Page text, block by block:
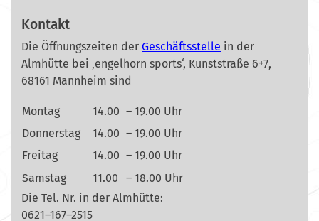
Kontakt
Die Öffnungszeiten der Geschäftsstelle in der
Almhütte bei ‚engelhorn sports‘, Kunststraße 6+7,
68161 Mannheim sind
Montag 14.00 – 19.00 Uhr
Donnerstag
14.00 – 19.00 Uhr
Freitag
14.00 – 19.00 Uhr
Samstag
11.00
– 18.00 Uhr
Die Tel. Nr. in der Almhütte:
0621–167–2515